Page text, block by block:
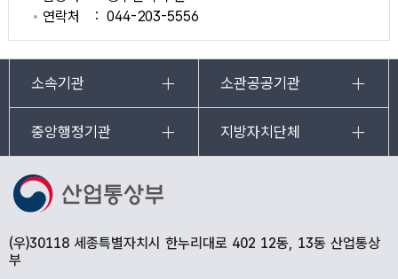
연락처
044-203-5556
소속기관 소관공공기관
중앙행정기관 지방자치단체
(우)30118 세종특별자치시 한누리대로 402 12동, 13동 산업통상
부